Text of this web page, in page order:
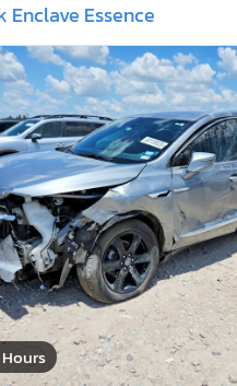
Enclave Essence
Hours